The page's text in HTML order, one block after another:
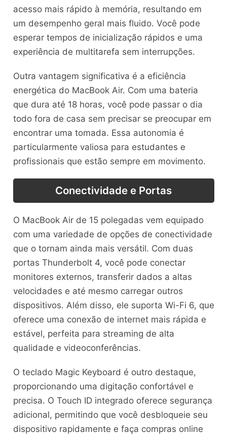
acesso mais rápido à memória, resultando em
um desempenho geral mais fluido. Você pode
esperar tempos de inicialização rápidos e uma
experiência de multitarefa sem interrupções.
Outra vantagem significativa é a eficiência
energética do MacBook Air. Com uma bateria
que dura até 18 horas, você pode passar o dia
todo fora de casa sem precisar se preocupar em
encontrar uma tomada. Essa autonomia é
particularmente valiosa para estudantes e
profissionais que estão sempre em movimento.
Conectividade e Portas
O MacBook Air de 15 polegadas vem equipado
com uma variedade de opções de conectividade
que o tornam ainda mais versátil. Com duas
portas Thunderbolt 4, você pode conectar
monitores externos, transferir dados a altas
velocidades e até mesmo carregar outros
dispositivos. Além disso, ele suporta Wi-Fi 6, que
oferece uma conexão de internet mais rápida e
estável, perfeita para streaming de alta
qualidade e videoconferências.
O teclado Magic Keyboard é outro destaque,
proporcionando uma digitação confortável e
precisa. O Touch ID integrado oferece segurança
adicional, permitindo que você desbloqueie seu
dispositivo rapidamente e faça compras online